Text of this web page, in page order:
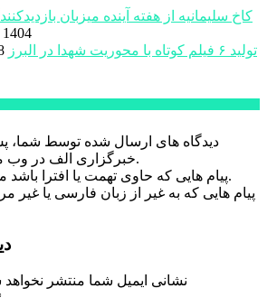
کاخ سلیمانیه از هفته آینده میزبان
1404 - 27 نوامبر 2025
تولید ۶ فیلم کوتاه با محوریت شهدا در البرز
دیدگاه های ارسال شده توسط شما،
خبرگزاری الف در وب منتشر خواهد شد.
پیام هایی که حاوی تهمت یا افترا باشد منتشر نخواهد شد.
پیام هایی که به غیر از زبان فارسی یا غیر
نشانی ایمیل شما منتشر